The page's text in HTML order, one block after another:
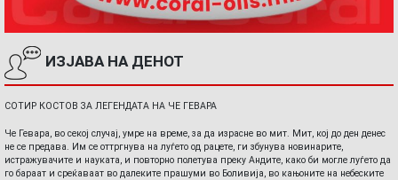
ИЗЈАВА НА ДЕНОТ
СОТИР КОСТОВ ЗА ЛЕГЕНДАТА НА ЧЕ ГЕВАРА
Че Гевара, во секој случај, умре на време, за да израсне во мит. Мит, кој до ден денес
не се предава. Им се оттргнува на луѓето од рацете, ги збунува новинарите,
истражувачите и науката, и повторно полетува преку Андите, како би могле луѓето да
го бараат и среќаваат во далеките прашуми во Боливија, во кањоните на небеските